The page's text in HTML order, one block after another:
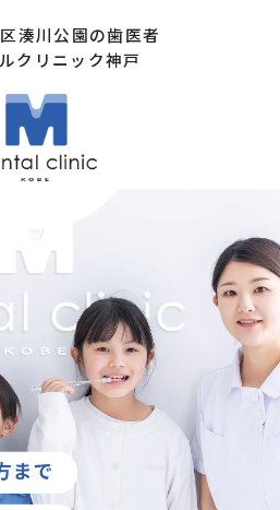
湊川公園の歯医者
クリニック神戸